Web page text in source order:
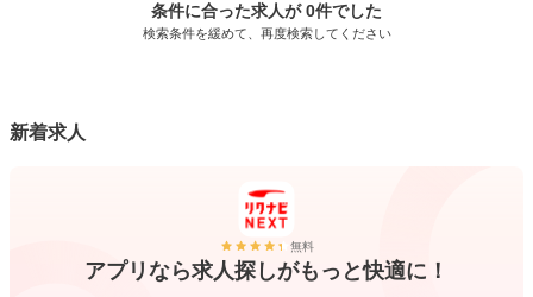
条件に合った求人が 0件でした
検索条件を緩めて、再度検索してください
新着求人
無料
アプリなら求人探しがもっと快適に！